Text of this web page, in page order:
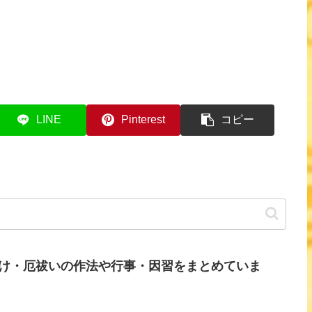
LINE Pinterest コピー
・厄祓いの作法や行事・因習をまとめていま